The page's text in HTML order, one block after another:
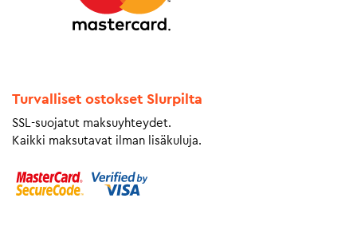
Turvalliset ostokset Slurpilta
SSL-suojatut maksuyhteydet.
Kaikki maksutavat ilman lisäkuluja.